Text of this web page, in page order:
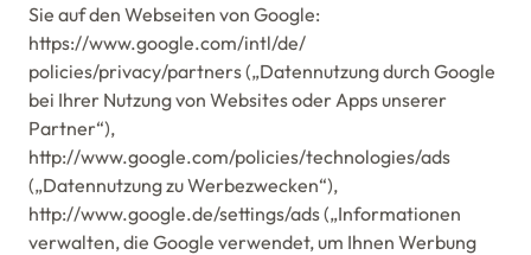
Sie auf den Webseiten von Google:
https://www.google.com/intl/de/
policies/privacy/partners („Datennutzung durch Google
bei Ihrer Nutzung von Websites oder Apps unserer
Partner“),
http://www.google.com/policies/technologies/ads
(„Datennutzung zu Werbezwecken“),
http://www.google.de/settings/ads („Informationen
verwalten, die Google verwendet, um Ihnen Werbung